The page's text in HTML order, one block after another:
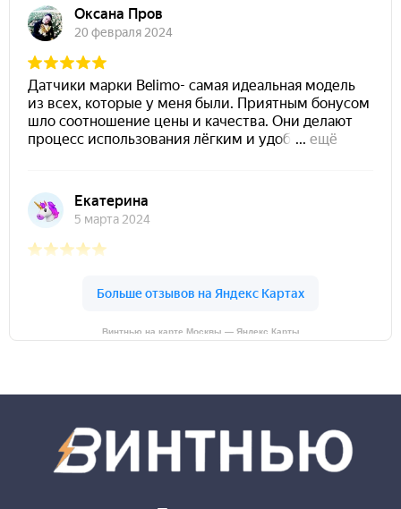
Винтнью на карте Москвы — Яндекс Карты